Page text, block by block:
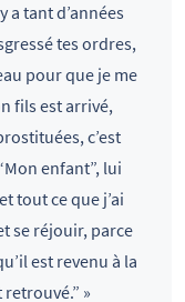
a tant d’années
tes ordres,
pour que je me
fils est arrivé,
c’est
enfant”, lui
tout ce que j’ai
se réjouir, parce
est revenu à la
»